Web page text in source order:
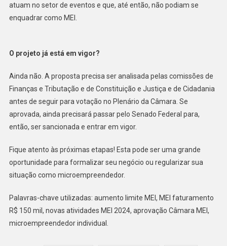
atuam no setor de eventos e que, até então, não podiam se
enquadrar como MEI.
O projeto já está em vigor?
Ainda não. A proposta precisa ser analisada pelas comissões de
Finanças e Tributação e de Constituição e Justiça e de Cidadania
antes de seguir para votação no Plenário da Câmara. Se
aprovada, ainda precisará passar pelo Senado Federal para,
então, ser sancionada e entrar em vigor.
Fique atento às próximas etapas! Esta pode ser uma grande
oportunidade para formalizar seu negócio ou regularizar sua
situação como microempreendedor.
Palavras-chave utilizadas: aumento limite MEI, MEI faturamento
R$ 150 mil, novas atividades MEI 2024, aprovação Câmara MEI,
microempreendedor individual.